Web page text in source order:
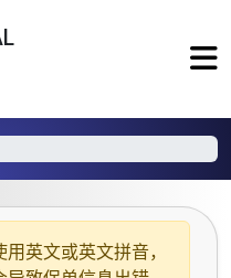
用 英文或英文拼音，